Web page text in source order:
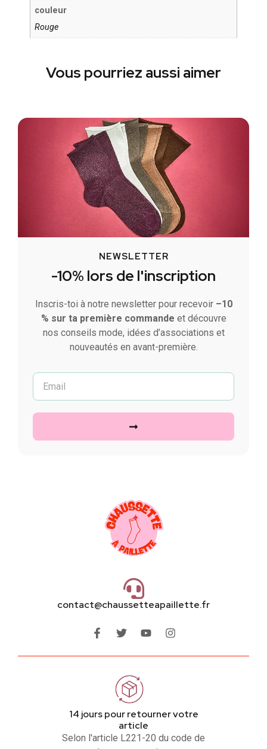
couleur
Rouge
Vous pourriez aussi aimer
NEWSLETTER
-10% lors de l'inscription
Inscris-toi à notre newsletter pour recevoir –10
% sur ta première commande et découvre
nos conseils mode, idées d’associations et
nouveautés en avant-première.
contact@chaussetteapaillette.fr
14 jours pour retourner votre
article
Selon l'article L221-20 du code de